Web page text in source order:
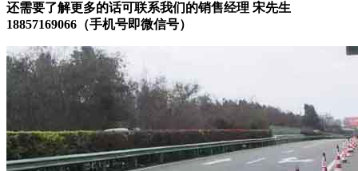
还需要了解更多的话可联系我们的销售经理 宋先生
18857169066 （手机号即微信号）